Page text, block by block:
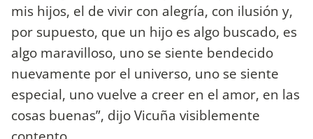
mis hijos, el de vivir con alegría, con ilusión y,
por supuesto, que un hijo es algo buscado, es
algo maravilloso, uno se siente bendecido
nuevamente por el universo, uno se siente
especial, uno vuelve a creer en el amor, en las
cosas buenas”, dijo Vicuña visiblemente